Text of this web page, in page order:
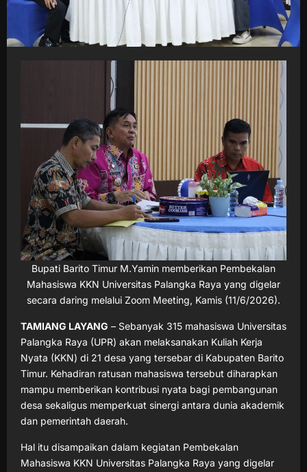
Bupati Barito Timur M.Yamin memberikan Pembekalan
Mahasiswa KKN Universitas Palangka Raya yang digelar
secara daring melalui Zoom Meeting, Kamis (11/6/2026).
TAMIANG LAYANG – Sebanyak 315 mahasiswa Universitas
Palangka Raya (UPR) akan melaksanakan Kuliah Kerja
Nyata (KKN) di 21 desa yang tersebar di Kabupaten Barito
Timur. Kehadiran ratusan mahasiswa tersebut diharapkan
mampu memberikan kontribusi nyata bagi pembangunan
desa sekaligus memperkuat sinergi antara dunia akademik
dan pemerintah daerah.
Hal itu disampaikan dalam kegiatan Pembekalan
Mahasiswa KKN Universitas Palangka Raya yang digelar